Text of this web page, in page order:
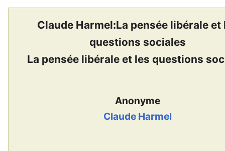
Claude Harmel:La pensée libérale et
questions sociales
La pensée libérale et les questions
Anonyme
Claude Harmel